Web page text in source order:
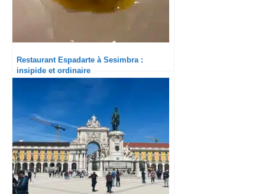
Restaurant Espadarte à Sesimbra :
insipide et ordinaire